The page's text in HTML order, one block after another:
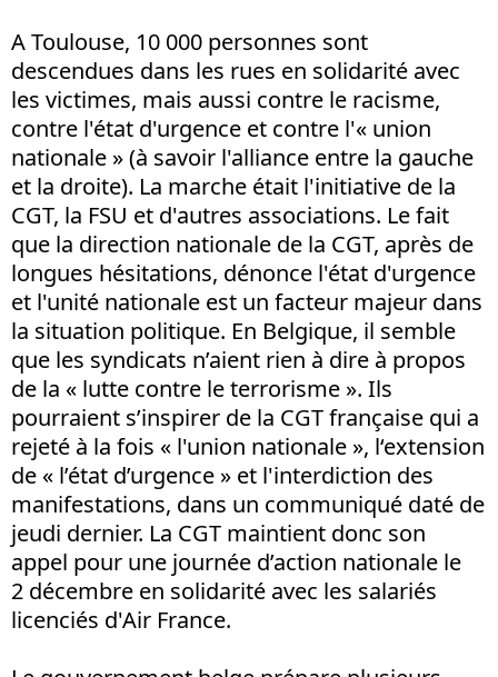
A Toulouse, 10 000 personnes sont
descendues dans les rues en solidarité avec
les victimes, mais aussi contre le racisme,
contre l'état d'urgence et contre l'« union
nationale » (à savoir l'alliance entre la gauche
et la droite). La marche était l'initiative de la
CGT, la FSU et d'autres associations. Le fait
que la direction nationale de la CGT, après de
longues hésitations, dénonce l'état d'urgence
et l'unité nationale est un facteur majeur dans
la situation politique. En Belgique, il semble
que les syndicats n’aient rien à dire à propos
de la « lutte contre le terrorisme ». Ils
pourraient s’inspirer de la CGT française qui a
rejeté à la fois « l'union nationale », l‘extension
de « l’état d’urgence » et l'interdiction des
manifestations, dans un communiqué daté de
jeudi dernier. La CGT maintient donc son
appel pour une journée d’action nationale le
2 décembre en solidarité avec les salariés
licenciés d'Air France.